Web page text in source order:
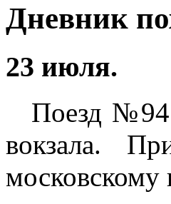
Дневник
23 июля.
Поезд №94
вокзала.
московскому